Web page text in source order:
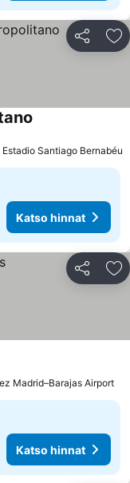
Jaa
Santiago Bernabéu
Katso hinnat
Jaa
Madrid–Barajas Airport
Katso hinnat